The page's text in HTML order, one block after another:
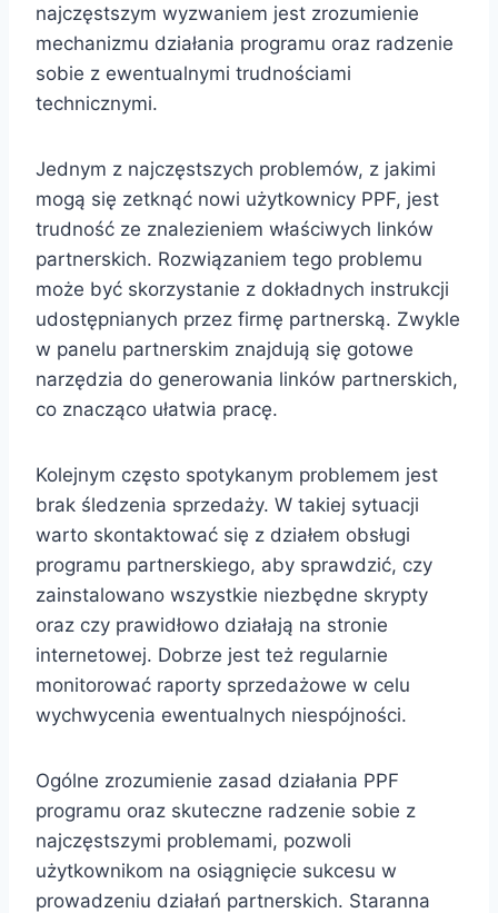
najczęstszym wyzwaniem jest zrozumienie
mechanizmu działania programu oraz radzenie
sobie z ewentualnymi trudnościami
technicznymi.
Jednym z najczęstszych problemów, z jakimi
mogą się zetknąć nowi użytkownicy PPF, jest
trudność ze znalezieniem właściwych linków
partnerskich. Rozwiązaniem tego problemu
może być skorzystanie z dokładnych instrukcji
udostępnianych przez firmę partnerską. Zwykle
w panelu partnerskim znajdują się gotowe
narzędzia do generowania linków partnerskich,
co znacząco ułatwia pracę.
Kolejnym często spotykanym problemem jest
brak śledzenia sprzedaży. W takiej sytuacji
warto skontaktować się z działem obsługi
programu partnerskiego, aby sprawdzić, czy
zainstalowano wszystkie niezbędne skrypty
oraz czy prawidłowo działają na stronie
internetowej. Dobrze jest też regularnie
monitorować raporty sprzedażowe w celu
wychwycenia ewentualnych niespójności.
Ogólne zrozumienie zasad działania PPF
programu oraz skuteczne radzenie sobie z
najczęstszymi problemami, pozwoli
użytkownikom na osiągnięcie sukcesu w
prowadzeniu działań partnerskich. Staranna